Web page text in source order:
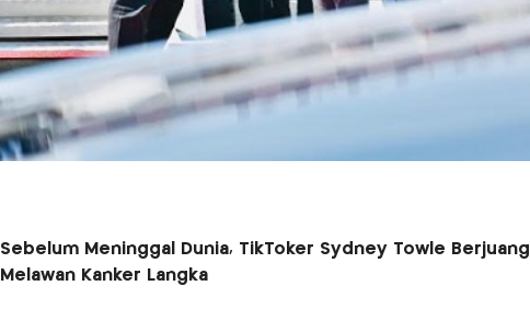
Sebelum Meninggal Dunia, TikToker Sydney Towle Berjuang
Melawan Kanker Langka